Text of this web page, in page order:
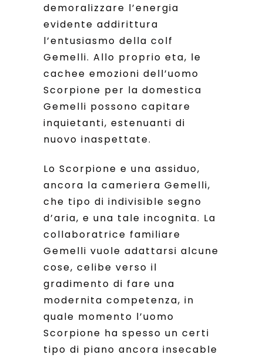
demoralizzare l’energia
evidente addirittura
l’entusiasmo della colf
Gemelli. Allo proprio eta, le
cachee emozioni dell’uomo
Scorpione per la domestica
Gemelli possono capitare
inquietanti, estenuanti di
nuovo inaspettate.
Lo Scorpione e una assiduo,
ancora la cameriera Gemelli,
che tipo di indivisible segno
d’aria, e una tale incognita. La
collaboratrice familiare
Gemelli vuole adattarsi alcune
cose, celibe verso il
gradimento di fare una
modernita competenza, in
quale momento l’uomo
Scorpione ha spesso un certi
tipo di piano ancora insecable